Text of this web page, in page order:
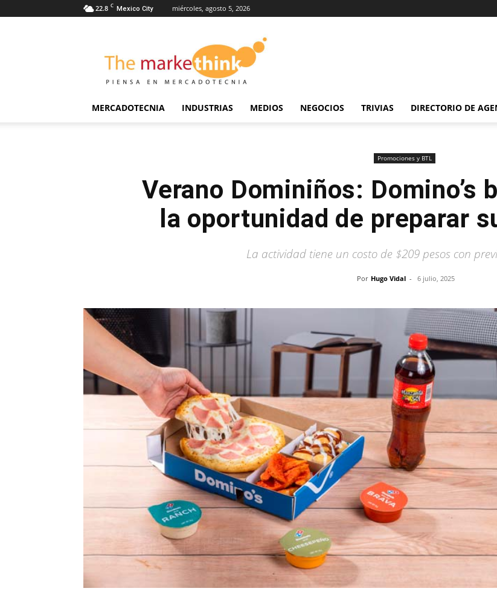
22.8 C Mexico City miércoles, agosto 5, 2026
Markethink
MERCADOTECNIA INDUSTRIAS MEDIOS NEGOCIOS TRIVIAS DIRECTORIO DE
Promociones y BTL
Verano Dominiños: Domino’s
la oportunidad de preparar
La actividad tiene un costo de $209 pesos con
Por Hugo Vidal - 6 julio, 2025